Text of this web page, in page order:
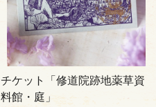
チケット「修道院跡地薬草資
料館・庭」